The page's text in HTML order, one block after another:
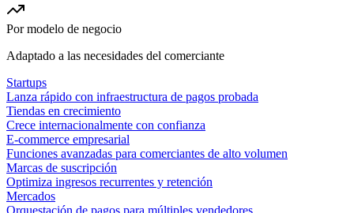
Por modelo de negocio
Adaptado a las necesidades del comerciante
Startups
Lanza rápido con infraestructura de pagos probada
Tiendas en crecimiento
Crece internacionalmente con confianza
E-commerce empresarial
Funciones avanzadas para comerciantes de alto volumen
Marcas de suscripción
Optimiza ingresos recurrentes y retención
Mercados
Orquestación de pagos para múltiples vendedores